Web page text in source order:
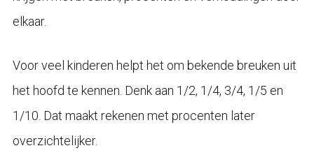
elkaar.
Voor veel kinderen helpt het om bekende breuken uit
het hoofd te kennen. Denk aan 1/2, 1/4, 3/4, 1/5 en
1/10. Dat maakt rekenen met procenten later
overzichtelijker.